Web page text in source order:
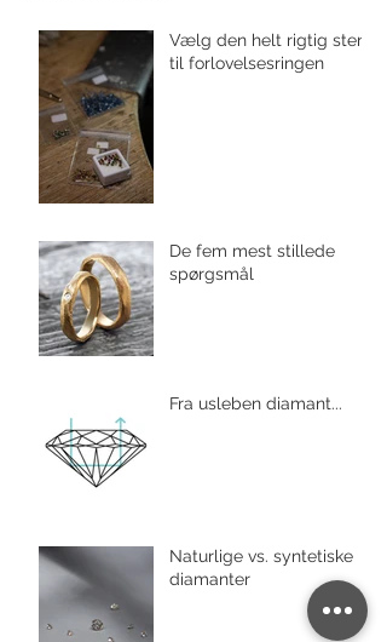
Vælg den helt rigtig sten
til forlovelsesringen
De fem mest stillede
spørgsmål
Fra usleben diamant...
Naturlige vs. syntetiske
diamanter